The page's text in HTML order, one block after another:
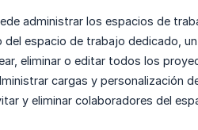
administrar los espacios de
del espacio de trabajo dedicado,
eliminar o editar todos los
cargas y personalización
y eliminar colaboradores del